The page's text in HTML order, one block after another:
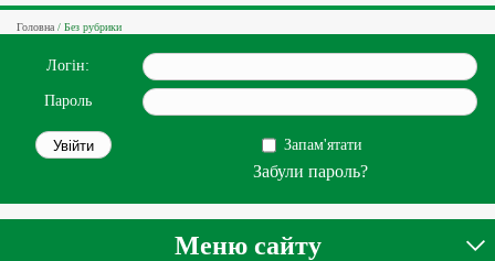
Головна / Без рубрики
Логін:
Пароль
Запам'ятати
Забули пароль?
Меню сайту